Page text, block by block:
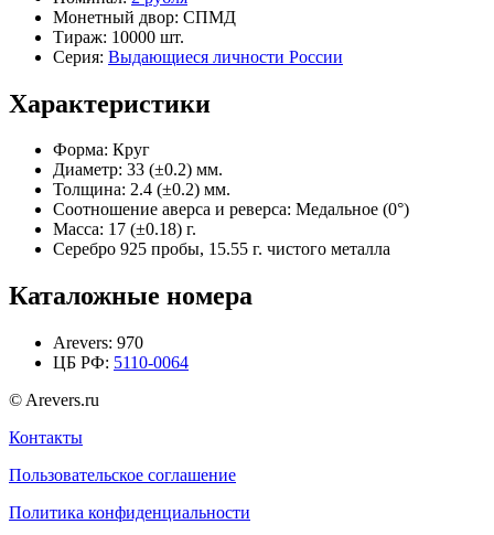
Монетный двор: СПМД
Тираж: 10000 шт.
Серия: Выдающиеся личности России
Характеристики
Форма: Круг
Диаметр: 33 (±0.2) мм.
Толщина: 2.4 (±0.2) мм.
Соотношение аверса и реверса: Медальное (0°)
Масса: 17 (±0.18) г.
Серебро 925 пробы, 15.55 г. чистого металла
Каталожные номера
Arevers: 970
ЦБ РФ: 5110-0064
© Arevers.ru
Контакты
Пользовательское соглашение
Политика конфиденциальности